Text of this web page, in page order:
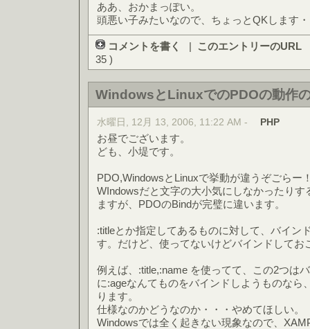
ああ、おかまっぽい。
頭悪い子みたいなので、ちょっとQKします
コメントを書く | このエントリーのURL
35 )
WindowsとLinuxでのPDOの動作
水曜日, 12月 13, 2006, 11:22 AM - PHP
お昼でございます。
ども、小堤です。
PDO,WindowsとLinuxで挙動が違うぞごらー
WIndowsだと文字の大小気にしなかったり
ますが、PDOのBindが完璧に違います。
:titleとか指定してあるものに対して、バイン
す。だけど、使ってないけどバインドしてお
例えば、:title,:name を使ってて、この2つは
に:ageなんてものをバインドしようものなら
ります。
仕様なのかどうなのか・・・やめてほしい。
Windowsでは全く起きない現象なので、